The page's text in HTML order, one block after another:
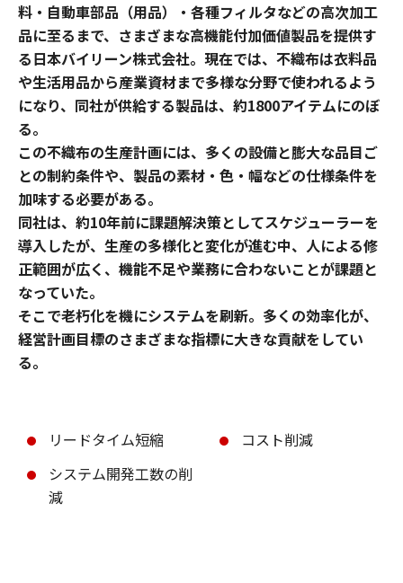
料・自動車部品（用品）・各種フィルタなどの高次加工
品に至るまで、さまざまな高機能付加価値製品を提供す
る日本バイリーン株式会社。現在では、不織布は衣料品
や生活用品から産業資材まで多様な分野で使われるよう
になり、同社が供給する製品は、約1800アイテムにのぼ
る。
この不織布の生産計画には、多くの設備と膨大な品目ご
との制約条件や、製品の素材・色・幅などの仕様条件を
加味する必要がある。
同社は、約10年前に課題解決策としてスケジューラーを
導入したが、生産の多様化と変化が進む中、人による修
正範囲が広く、機能不足や業務に合わないことが課題と
なっていた。
そこで老朽化を機にシステムを刷新。多くの効率化が、
経営計画目標のさまざまな指標に大きな貢献をしてい
る。
リードタイム短縮
コスト削減
システム開発工数の削
減